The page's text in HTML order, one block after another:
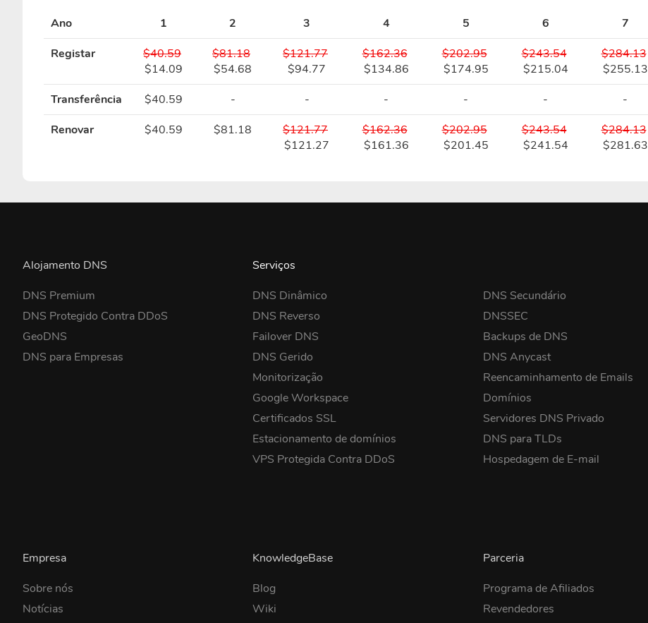
Ano 1 2 3 4 5 6 7
Registar
$40.59
$14.09
$81.18
$54.68
$121.77
$94.77
$162.36
$134.86
$202.95
$174.95
$243.54
$215.04
$284.13
$255.13
Transferência
$40.59 - - - - - -
Renovar
$40.59 $81.18
$121.77
$121.27
$162.36
$161.36
$202.95
$201.45
$243.54
$241.54
$284.13
$281.63
Alojamento DNS
DNS Premium
DNS Protegido Contra DDoS
GeoDNS
DNS para Empresas
Serviços
DNS Dinâmico
DNS Reverso
Failover DNS
DNS Gerido
Monitorização
Google Workspace
Certificados SSL
Estacionamento de domínios
VPS Protegida Contra DDoS
DNS Secundário
DNSSEC
Backups de DNS
DNS Anycast
Reencaminhamento de Emails
Domínios
Servidores DNS Privado
DNS para TLDs
Hospedagem de E-mail
Empresa
Sobre nós
Notícias
KnowledgeBase
Blog
Wiki
Parceria
Programa de Afiliados
Revendedores